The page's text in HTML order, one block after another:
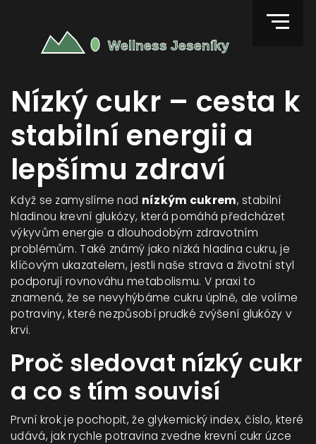
Nízký cukr – cesta k
stabilní energii a
lepšímu zdraví
Když se zamyslíme nad nízkým cukrem,stabilní
hladinou krevní glukózy, která pomáhá předcházet
výkyvům energie a dlouhodobým zdravotním
problémům. Také známý jakonízká hladina cukru,je
klíčovým ukazatelem, jestli naše strava a životní styl
podporují rovnováhu metabolismu. V praxi to
znamená, že se nevyhýbáme cukru úplně, ale volíme
potraviny, které nezpůsobí prudké zvýšení glukózy v
krvi.
Proč sledovat nízký cukr
a co s tím souvisí
První krok je pochopit, žeglykemický index, číslo, které
udává, jak rychle potravina zvedne krevní cukr úzce